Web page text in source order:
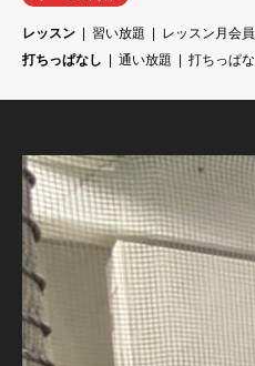
レッスン 習い放題 レッスン月会員
打ちっぱなし
通い放題 打ちっぱ